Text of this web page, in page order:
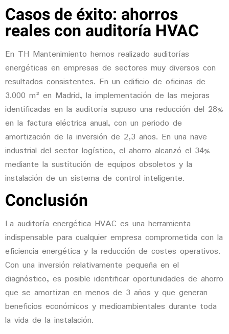
Casos de éxito: ahorros
reales con auditoría HVAC
En TH Mantenimiento hemos realizado auditorías
energéticas en empresas de sectores muy diversos con
resultados consistentes. En un edificio de oficinas de
3.000 m² en Madrid, la implementación de las mejoras
identificadas en la auditoría supuso una reducción del 28%
en la factura eléctrica anual, con un periodo de
amortización de la inversión de 2,3 años. En una nave
industrial del sector logístico, el ahorro alcanzó el 34%
mediante la sustitución de equipos obsoletos y la
instalación de un sistema de control inteligente.
Conclusión
La auditoría energética HVAC es una herramienta
indispensable para cualquier empresa comprometida con la
eficiencia energética y la reducción de costes operativos.
Con una inversión relativamente pequeña en el
diagnóstico, es posible identificar oportunidades de ahorro
que se amortizan en menos de 3 años y que generan
beneficios económicos y medioambientales durante toda
la vida de la instalación.